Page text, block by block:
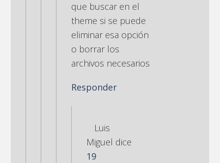
que buscar en el
theme si se puede
eliminar esa opción
o borrar los
archivos necesarios
Responder
Luis
Miguel dice
19